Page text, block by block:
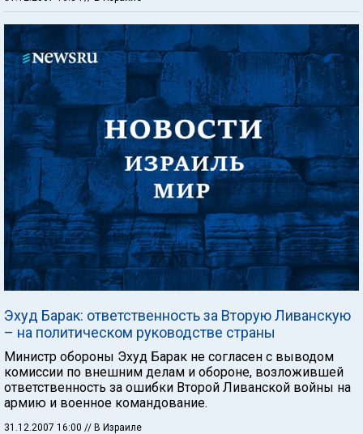
Эхуд Барак: ответственность за Вторую Ливанскую
– на политическом руководстве страны
Министр обороны Эхуд Барак не согласен с выводом
комиссии по внешним делам и обороне, возложившей
ответственность за ошибки Второй Ливанской войны на
армию и военное командование.
31.12.2007 16:00 // В Израиле